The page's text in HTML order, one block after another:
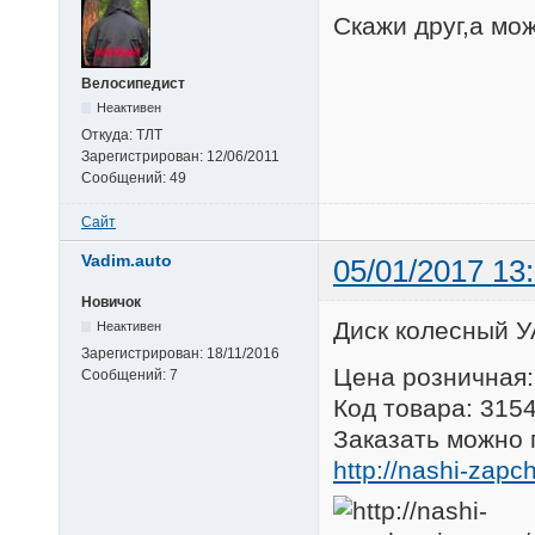
Велосипедист
Неактивен
Откуда: ТЛТ
Зарегистрирован: 12/06/2011
Сообщений: 49
Скажи друг,а
Сайт
Vadim.auto 05/01/2017
Новичок
Неактивен
Зарегистрирован: 18/11/2016
Сообщений: 7
Диск колесный
Цена
Код товара:
Заказать можно
http://nashi-